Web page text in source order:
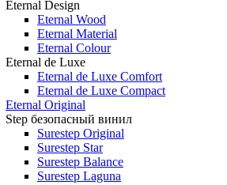
Eternal Design
Eternal Wood
Eternal Material
Eternal Colour
Eternal de Luxe
Eternal de Luxe Comfort
Eternal de Luxe Compact
Eternal Original
Step безопасный винил
Surestep Original
Surestep Star
Surestep Balance
Surestep Laguna